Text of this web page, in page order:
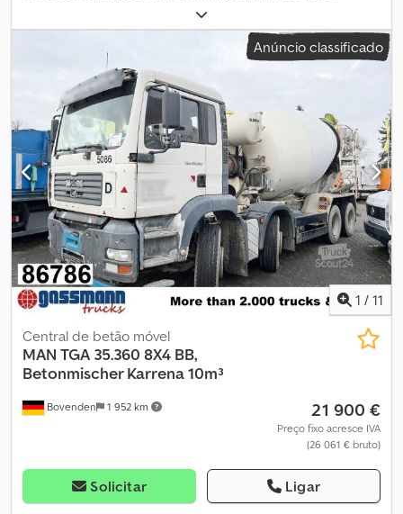
, primeira matrícula:04/2009
do espaço de carga:10 m³, cabina do condutor:outro, distância
1 300 mm ABS, Localização do veículo:
Bovenden, 2 eixos, eixos MB (freios a disco), suspensão
pneumática, ABS (sistema antibloqueio), proteção inferior,
proteção lateral em alumínio. Distância entre eixos: 1300 mm
Dedpevy A Ifefx Abljck Implemento: Misturador de concreto
LIEBHERR aprox. 10m³/IMAGENS DE ARQUIVO! Pode ser
convertido para motor independente (Deutz ou outra marca)
mediante custo adicional! Hidráulica adequada para tomada de
força do veículo trator disponível por um custo adicional de
€3.900,00 líquido! 6 unidades ano 2009 com 10 m³, 2 unidades ano
2011 com 12 m³, 3 unidades ano 2012 com 12 m³! INFORMAÇÕES
SOBRE ACESSÓRIOS SEM GARANTIA, alterações, venda prévia e
erros reservados!
Anúncio classificado
1 / 11
Bovenden 1 952 km
Central de betão móvel
MAN TGA 35.360 8X4 BB,
Betonmischer Karrena 10m³
21 900 €
Preço fixo acresce IVA
(26 061 € bruto)
Solicitar Ligar